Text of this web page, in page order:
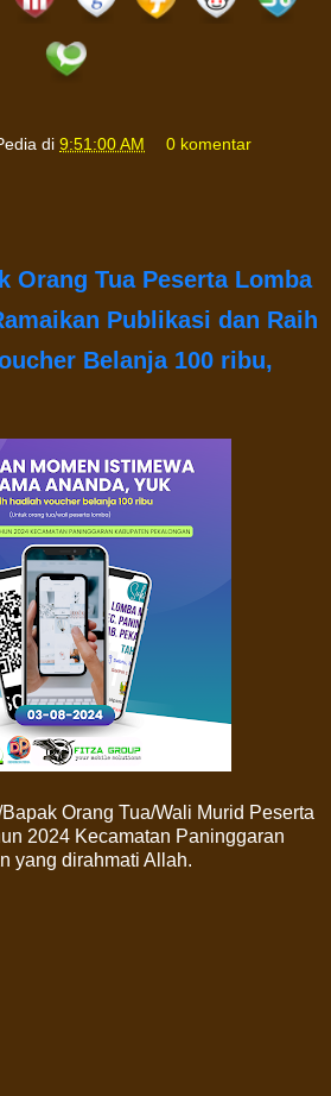
di 9:51:00 AM 0 komentar
Orang Tua Peserta Lomba
Publikasi dan Raih
Belanja 100 ribu,
Orang Tua/Wali Murid Peserta
2024 Kecamatan Paninggaran
yang dirahmati Allah.